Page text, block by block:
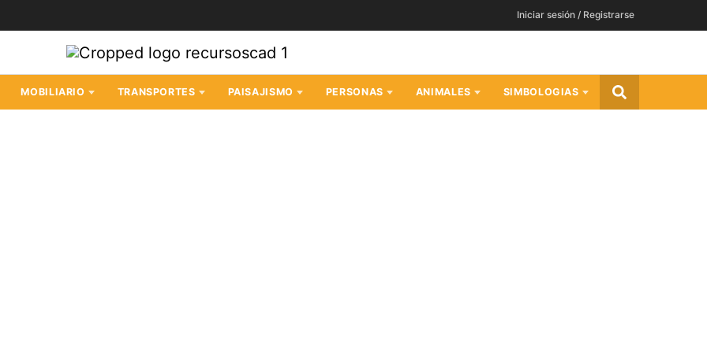
Iniciar sesión / Registrarse
MOBILIARIO TRANSPORTES PAISAJISMO PERSONAS ANIMALES SIMBOLOGIAS